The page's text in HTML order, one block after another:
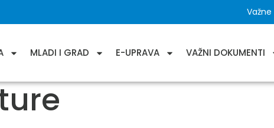
MLADI I GRAD E-UPRAVA VAŽNI DOKUMENTI